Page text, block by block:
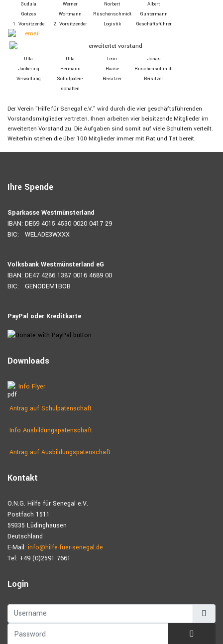
Gudula
Gotzes
1. Vor­sitzende
Werner
Wortmann
2. Vor­sitzender
Norbert
Rüschen­schmidt
Logistik
Albert
Guntermann
Geschäfts­führer
Ulla
Jäckering
Verwaltung
Ulla
Hermann
Schul­paten­
schaften
Leon
Haase
Beisitzer
Jonas
Rüschenschmidt
Beisitzer
Der Verein "Hilfe für Senegal e.V." wird durch die vier geschäftsführenden
Vorstandsmitglieder vertreten. Ihnen arbeiten vier beisitzende Mitglieder im
erweiterten Vorstand zu. Die Aufgaben sind somit auf viele Schultern verteilt.
Weiterhin stehen die über 100 Mitglieder immer mit Rat und Tat bereit.
Ihre Spende
Sparkasse Westmünsterland
IBAN: DE69 4015 4530 0020 0417 29
BIC: WELADE3WXXX
Volksbank Westmünsterland eG
IBAN: DE47 4286 1387 0016 4689 00
BIC: GENODEM1BOB
PayPal oder Kreditkarte
Downloads
Info Flyer
Antrag auf Schulpatenschaft
Info Ausbildungspatenschaft
Antrag auf Ausbildungs­patenschaft
Kontakt
O.N.G. Hilfe für Senegal e.V.
Postfach 1511
59335 Lüdinghausen
Deutschland
E-Mail: info@hilfe-fuer-senegal.de
Tel: +49 (0)2591 7661
Login
Username
Password